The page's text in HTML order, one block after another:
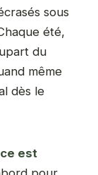
sous
été,
du
même
dès le
est